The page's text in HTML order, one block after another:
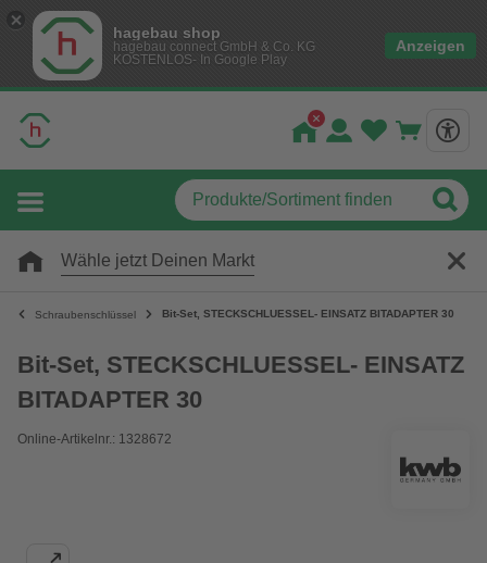
hagebau shop
hagebau connect GmbH & Co. KG
KOSTENLOS- In Google Play
Anzeigen
Wähle jetzt Deinen Markt
Schraubenschlüssel Bit-Set, STECKSCHLUESSEL- EINSATZ BITADAPTER 30
Bit-Set, STECKSCHLUESSEL- EINSATZ
BITADAPTER 30
Online-Artikelnr.: 1328672